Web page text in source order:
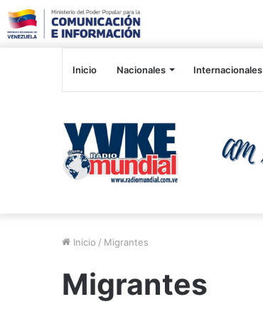
Inicio Nacionales Internacionales
Inicio / Migrantes
Migrantes